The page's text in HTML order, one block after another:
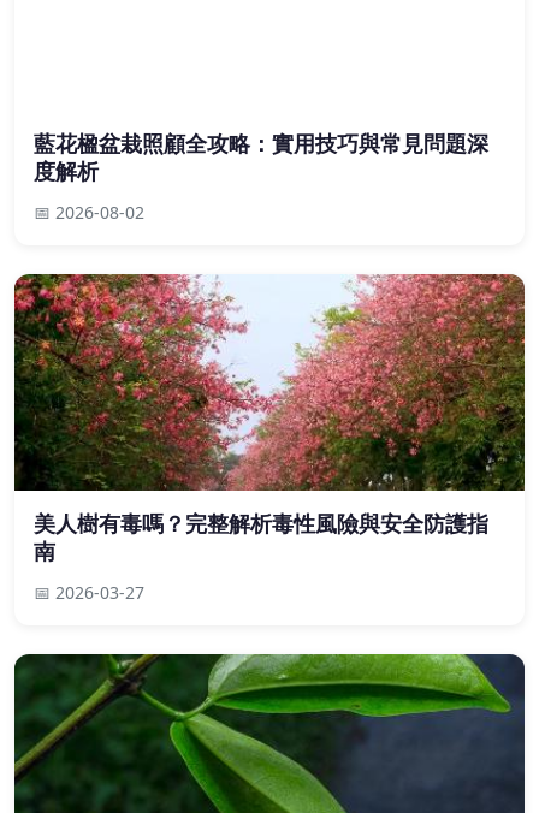
藍花楹盆栽照顧全攻略：實用技巧與常見問題深
度解析
📅 2026-08-02
美人樹有毒嗎？完整解析毒性風險與安全防護指
南
📅 2026-03-27